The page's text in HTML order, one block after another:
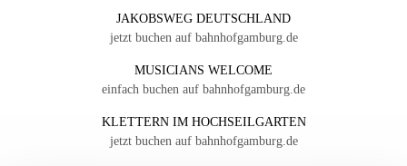
JAKOBSWEG DEUTSCHLAND
jetzt buchen auf bahnhofgamburg.de
MUSICIANS WELCOME
einfach buchen auf bahnhofgamburg.de
KLETTERN IM HOCHSEILGARTEN
jetzt buchen auf bahnhofgamburg.de